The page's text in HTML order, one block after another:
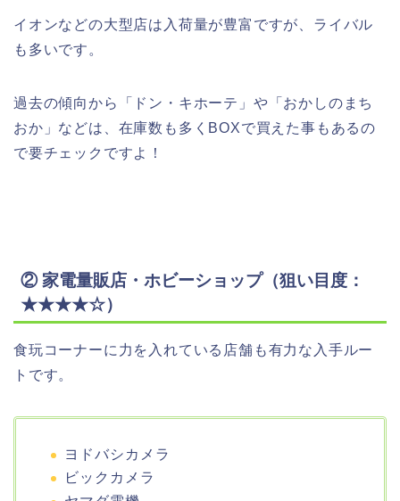
イオンなどの大型店は入荷量が豊富ですが、ライバル
も多いです。
過去の傾向から「ドン・キホーテ」や「おかしのまち
おか」などは、在庫数も多くBOXで買えた事もあるの
で要チェックですよ！
② 家電量販店・ホビーショップ（狙い目度：
★★★★☆）
食玩コーナーに力を入れている店舗も有力な入手ルー
トです。
ヨドバシカメラ
ビックカメラ